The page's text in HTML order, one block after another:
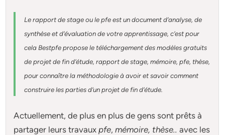
Le rapport de stage ou le pfe est un document d’analyse, de
synthèse et d’évaluation de votre apprentissage, c’est pour
cela Bestpfepropose le téléchargement des modèles gratuits
de projet de fin d’étude, rapport de stage, mémoire, pfe, thèse,
pour connaître la méthodologie à avoir et savoir comment
construire les parties d’un projet de fin d’étude
Actuellement, de plus en plus de gens sont prêts à
partager leurs travauxpfe,mémoire, thèse.. avec les